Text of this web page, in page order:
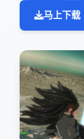
马上下载